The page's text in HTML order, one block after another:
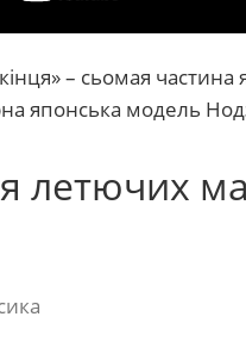
– сьомая
японська модель
летючих